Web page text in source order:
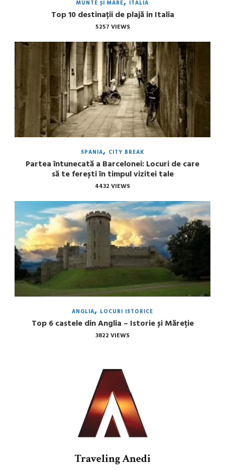
MUNTE ȘI MARE ITALIA
Top 10 destinații de plajă in Italia
5257 VIEWS
SPANIA CITY BREAK
Partea întunecată a Barcelonei: Locuri de care
să te ferești în timpul vizitei tale
4432 VIEWS
ANGLIA LOCURI ISTORICE
Top 6 castele din Anglia – Istorie și Măreție
3822 VIEWS
Traveling Anedi